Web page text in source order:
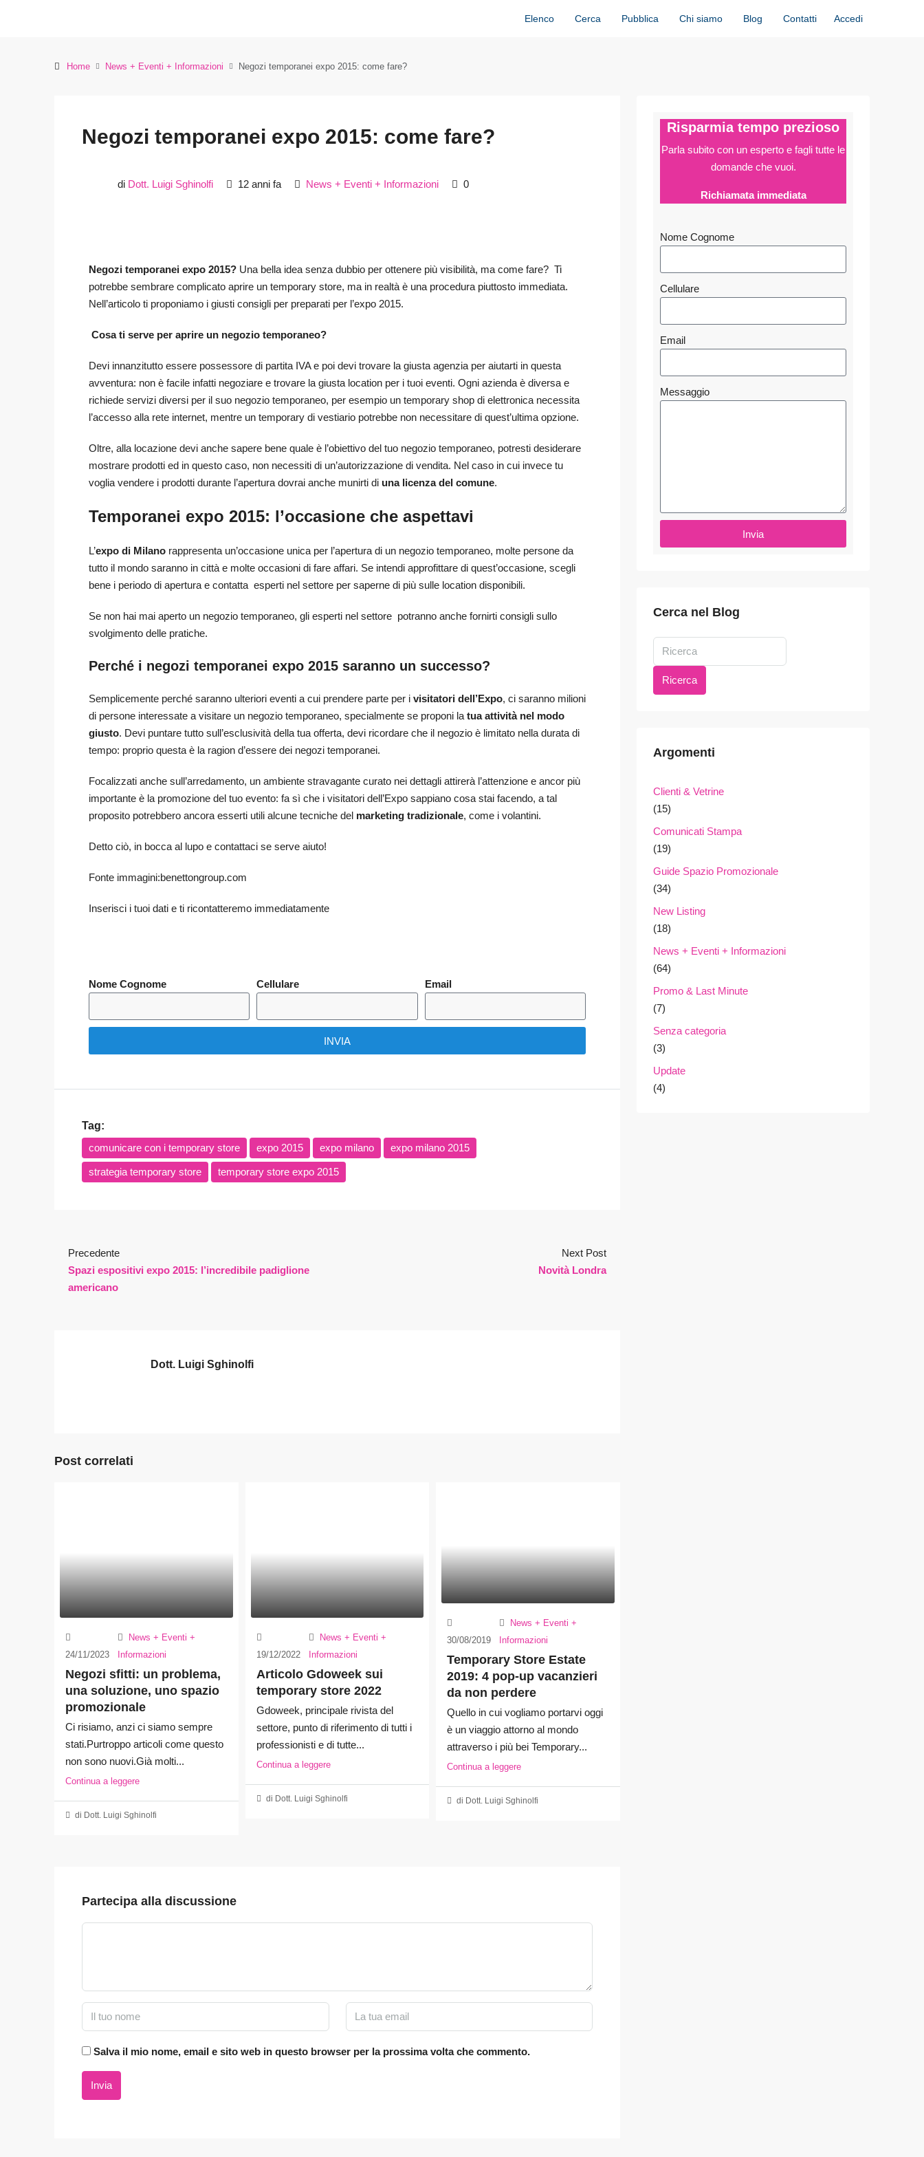
Elenco Cerca Pubblica Chi siamo Blog Contatti Accedi
Home News + Eventi + Informazioni Negozi temporanei expo 2015: come fare?
Negozi temporanei expo 2015: come fare?
di Dott. Luigi Sghinolfi 12 anni fa News + Eventi + Informazioni 0
Negozi temporanei expo 2015? Una bella idea senza dubbio per ottenere più visibilità, ma come fare? Ti
potrebbe sembrare complicato aprire un temporary store, ma in realtà è una procedura piuttosto immediata.
Nell’articolo ti proponiamo i giusti consigli per preparati per l’expo 2015.
Cosa ti serve per aprire un negozio temporaneo?
Devi innanzitutto essere possessore di partita IVA e poi devi trovare la giusta agenzia per aiutarti in questa
avventura: non è facile infatti negoziare e trovare la giusta location per i tuoi eventi. Ogni azienda è diversa e
richiede servizi diversi per il suo negozio temporaneo, per esempio un temporary shop di elettronica necessita
l’accesso alla rete internet, mentre un temporary di vestiario potrebbe non necessitare di quest’ultima opzione.
Oltre, alla locazione devi anche sapere bene quale è l’obiettivo del tuo negozio temporaneo, potresti desiderare
mostrare prodotti ed in questo caso, non necessiti di un’autorizzazione di vendita. Nel caso in cui invece tu
voglia vendere i prodotti durante l’apertura dovrai anche munirti di una licenza del comune.
Temporanei expo 2015: l’occasione che aspettavi
L’expo di Milano rappresenta un’occasione unica per l’apertura di un negozio temporaneo, molte persone da
tutto il mondo saranno in città e molte occasioni di fare affari. Se intendi approfittare di quest’occasione, scegli
bene i periodo di apertura e contatta esperti nel settore per saperne di più sulle location disponibili.
Se non hai mai aperto un negozio temporaneo, gli esperti nel settore potranno anche fornirti consigli sullo
svolgimento delle pratiche.
Perché i negozi temporanei expo 2015 saranno un successo?
Semplicemente perché saranno ulteriori eventi a cui prendere parte per i visitatori dell’Expo, ci saranno milioni
di persone interessate a visitare un negozio temporaneo, specialmente se proponi la tua attività nel modo
giusto. Devi puntare tutto sull’esclusività della tua offerta, devi ricordare che il negozio è limitato nella durata di
tempo: proprio questa è la ragion d’essere dei negozi temporanei.
Focalizzati anche sull’arredamento, un ambiente stravagante curato nei dettagli attirerà l’attenzione e ancor più
importante è la promozione del tuo evento: fa sì che i visitatori dell’Expo sappiano cosa stai facendo, a tal
proposito potrebbero ancora esserti utili alcune tecniche del marketing tradizionale, come i volantini.
Detto ciò, in bocca al lupo e contattaci se serve aiuto!
Fonte immagini:benettongroup.com
Inserisci i tuoi dati e ti ricontatteremo immediatamente
Nome Cognome Cellulare Email
INVIA
Tag:
comunicare con i temporary store
expo 2015 expo milano expo milano 2015
strategia temporary store temporary store expo 2015
Precedente
Spazi espositivi expo 2015: l’incredibile padiglione
americano
Next Post
Novità Londra
Dott. Luigi Sghinolfi
Post correlati
24/11/2023
News + Eventi +
Informazioni
Negozi sfitti: un problema,
una soluzione, uno spazio
promozionale
Ci risiamo, anzi ci siamo sempre
stati.Purtroppo articoli come questo
non sono nuovi.Già molti...
Continua a leggere
di Dott. Luigi Sghinolfi
19/12/2022
News + Eventi +
Informazioni
Articolo Gdoweek sui
temporary store 2022
Gdoweek, principale rivista del
settore, punto di riferimento di tutti i
professionisti e di tutte...
Continua a leggere
di Dott. Luigi Sghinolfi
30/08/2019
News + Eventi +
Informazioni
Temporary Store Estate
2019: 4 pop-up vacanzieri
da non perdere
Quello in cui vogliamo portarvi oggi
è un viaggio attorno al mondo
attraverso i più bei Temporary...
Continua a leggere
di Dott. Luigi Sghinolfi
Partecipa alla discussione
Salva il mio nome, email e sito web in questo browser per la prossima volta che commento.
Invia
Risparmia tempo prezioso
Parla subito con un esperto e fagli tutte le
domande che vuoi.
Richiamata immediata
Nome Cognome
Cellulare
Email
Messaggio
Invia
Cerca nel Blog
Ricerca
Argomenti
Clienti & Vetrine
(15)
Comunicati Stampa
(19)
Guide Spazio Promozionale
(34)
New Listing
(18)
News + Eventi + Informazioni
(64)
Promo & Last Minute
(7)
Senza categoria
(3)
Update
(4)